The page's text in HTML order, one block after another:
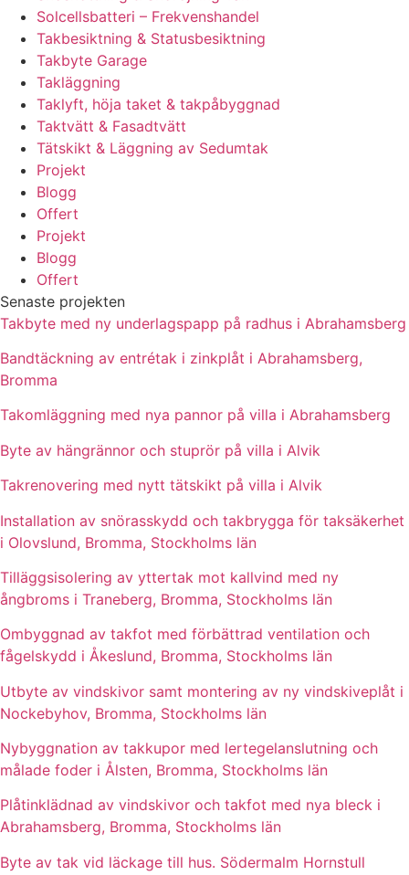
Solcellsbatteri – Frekvenshandel
Takbesiktning & Statusbesiktning
Takbyte Garage
Takläggning
Taklyft, höja taket & takpåbyggnad
Taktvätt & Fasadtvätt
Tätskikt & Läggning av Sedumtak
Projekt
Blogg
Offert
Projekt
Blogg
Offert
Senaste projekten
Takbyte med ny underlagspapp på radhus i Abrahamsberg
Bandtäckning av entrétak i zinkplåt i Abrahamsberg,
Bromma
Takomläggning med nya pannor på villa i Abrahamsberg
Byte av hängrännor och stuprör på villa i Alvik
Takrenovering med nytt tätskikt på villa i Alvik
Installation av snörasskydd och takbrygga för taksäkerhet
i Olovslund, Bromma, Stockholms län
Tilläggsisolering av yttertak mot kallvind med ny
ångbroms i Traneberg, Bromma, Stockholms län
Ombyggnad av takfot med förbättrad ventilation och
fågelskydd i Åkeslund, Bromma, Stockholms län
Utbyte av vindskivor samt montering av ny vindskiveplåt i
Nockebyhov, Bromma, Stockholms län
Nybyggnation av takkupor med lertegelanslutning och
målade foder i Ålsten, Bromma, Stockholms län
Plåtinklädnad av vindskivor och takfot med nya bleck i
Abrahamsberg, Bromma, Stockholms län
Byte av tak vid läckage till hus. Södermalm Hornstull